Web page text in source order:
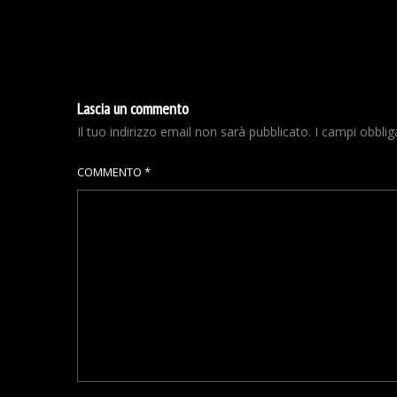
Lascia un commento
Il tuo indirizzo email non sarà pubblicato. I campi
COMMENTO *